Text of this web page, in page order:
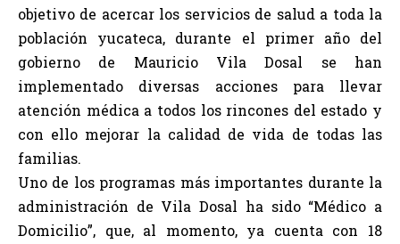
objetivo de acercar los servicios de salud a toda la
población yucateca, durante el primer año del
gobierno de Mauricio Vila Dosal se han
implementado diversas acciones para llevar
atención médica a todos los rincones del estado y
con ello mejorar la calidad de vida de todas las
familias.
Uno de los programas más importantes durante la
administración de Vila Dosal ha sido “Médico a
Domicilio”, que, al momento, ya cuenta con 18